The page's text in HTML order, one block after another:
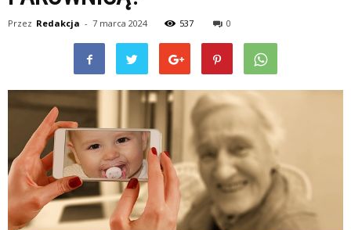
Przez Redakcja - 7 marca 2024 537 0